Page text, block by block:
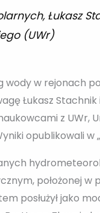
Łukasz
(UWr)
w rejonach
Łukasz
z UWr,
opublikowali
położonej
posłużył jako